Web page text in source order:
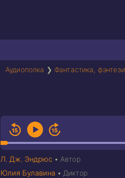
Аудиополка ❯ Фантастика, фэнтези
Л. Дж. Эндрюс • Автор
Юлия Булавина • Диктор